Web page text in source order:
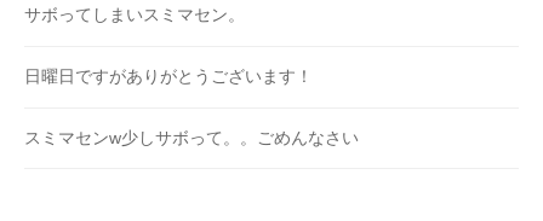
サボってしまいスミマセン。
日曜日ですがありがとうございます！
スミマセンw少しサボって。。ごめんなさい